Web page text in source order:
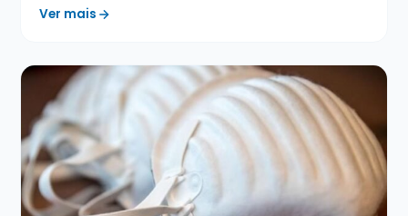
Ver mais